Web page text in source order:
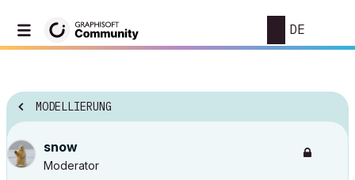
DE
MODELLIERUNG
snow
Moderator